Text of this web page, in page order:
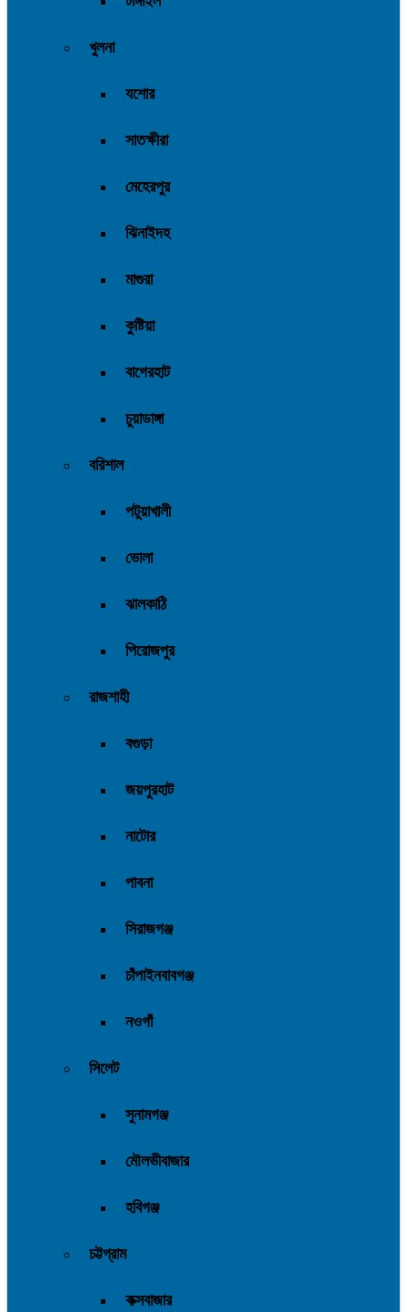
খুলনা
যশোর
সাতক্ষীরা
মেহেরপুর
ঝিনাইদহ
মাগুরা
কুষ্টিয়া
বাগেরহাট
চুয়াডাঙ্গা
বরিশাল
পটুয়াখালী
ভোলা
ঝালকাঠি
পিরোজপুর
রাজশাহী
বগুড়া
জয়পুরহাট
নাটোর
পাবনা
সিরাজগঞ্জ
চাঁপাইনবাবগঞ্জ
নওগাঁ
সিলেট
সুনামগঞ্জ
মৌলভীবাজার
হবিগঞ্জ
চট্টগ্রাম
কক্সবাজার